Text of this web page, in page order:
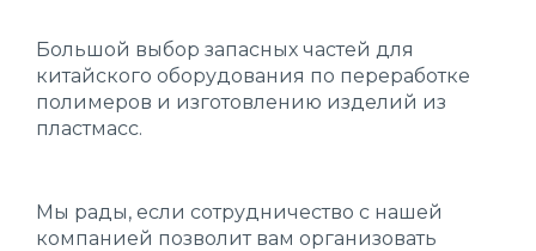
Большой выбор запасных частей для
китайского оборудования по переработке
полимеров и изготовлению изделий из
пластмасс.
Мы рады, если сотрудничество с нашей
компанией позволит вам организовать